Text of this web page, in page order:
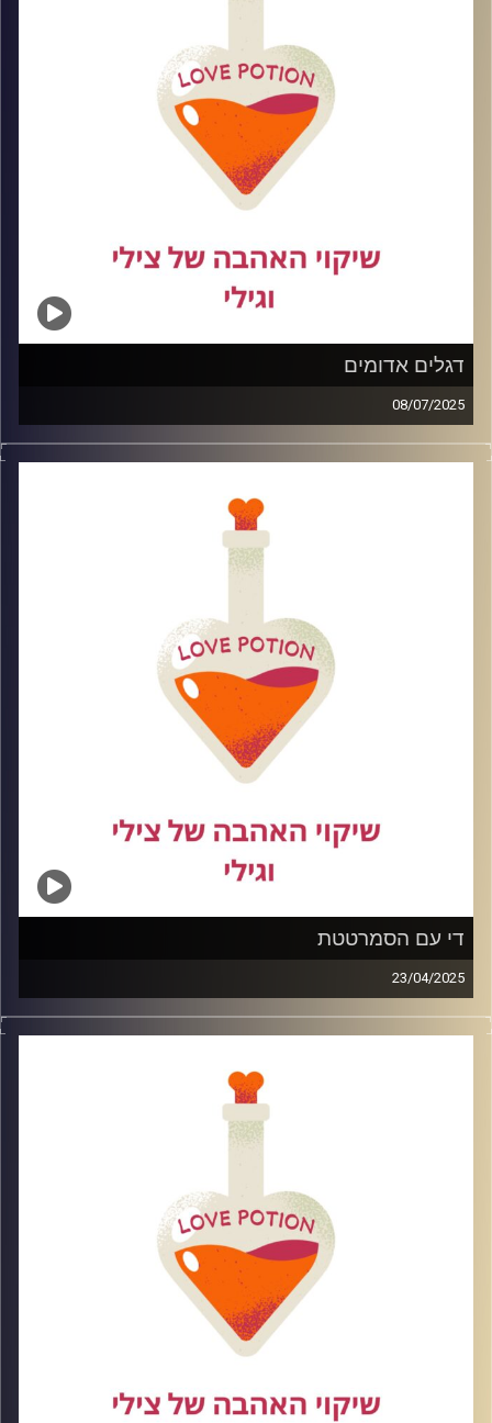
דגלים אדומים
08/07/2025
בכל היכרות חדשה אנחנו נתקלים בדגלים ,חלקם ירוקים
ומרגיעים, אחרים אדומים ומהבהבים. בפרק היום נדבר על
דגלים אדומים בתחילתו של קשר, איך מזהים אותם בזמן, מה
עושים כשהם מופיעים, ואיך לא לפספס גם את הדגלים
די עם הסמרטטת
23/04/2025
הגיע הזמן לא להיות פאתטית את לא סמרטוט רצפה לפעמים
אנחנו מוצאות את עצמנו נלחמות על מערכות יחסים רומנטיות
שלא באמת טובות, מכבדות או מתאימות לנו, ובדרך – מאבדות
את עצמנו. בפרק של היום נדבר על איך לזהות את הרגע שבו
אנחנו מתפשרות, רודפות, ואפילו מבטלות את עצמנו – במקום
לזכור את הערך האמיתי שלנו, ואת הכוח שיש לנו בתור נשים.